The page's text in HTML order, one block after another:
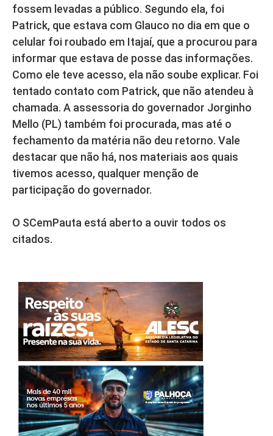
fossem levadas a público. Segundo ela, foi
Patrick, que estava com Glauco no dia em que o
celular foi roubado em Itajaí, que a procurou para
informar que estava de posse das informações.
Como ele teve acesso, ela não soube explicar. Foi
tentado contato com Patrick, que não atendeu à
chamada. A assessoria do governador Jorginho
Mello (PL) também foi procurada, mas até o
fechamento da matéria não deu retorno. Vale
destacar que não há, nos materiais aos quais
tivemos acesso, qualquer menção de
participação do governador.
O SCemPauta está aberto a ouvir todos os
citados.